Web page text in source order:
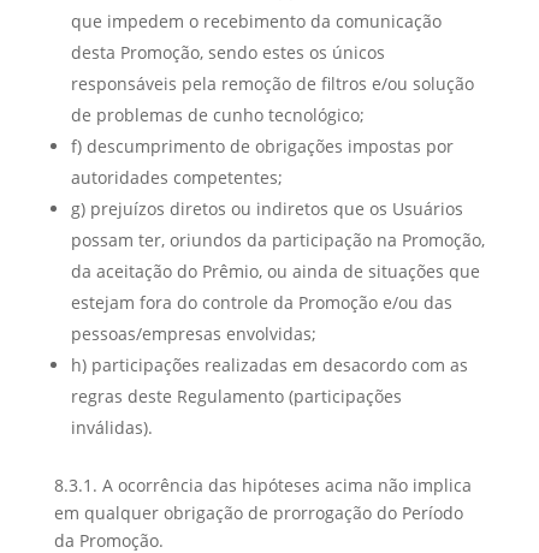
que impedem o recebimento da comunicação
desta Promoção, sendo estes os únicos
responsáveis pela remoção de filtros e/ou solução
de problemas de cunho tecnológico;
f) descumprimento de obrigações impostas por
autoridades competentes;
g) prejuízos diretos ou indiretos que os Usuários
possam ter, oriundos da participação na Promoção,
da aceitação do Prêmio, ou ainda de situações que
estejam fora do controle da Promoção e/ou das
pessoas/empresas envolvidas;
h) participações realizadas em desacordo com as
regras deste Regulamento (participações
inválidas).
8.3.1. A ocorrência das hipóteses acima não implica
em qualquer obrigação de prorrogação do Período
da Promoção.